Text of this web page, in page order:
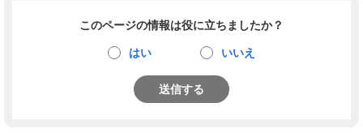
このページの情報は役に立ちましたか？
はい いいえ
送信する